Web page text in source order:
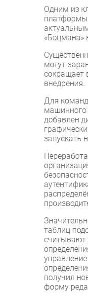
Одним из
платформы
«Боцмана»
могут
сокращает
внедрения.
Для
машинного
добавлен
запускать
таблиц
считывают
получил
форму